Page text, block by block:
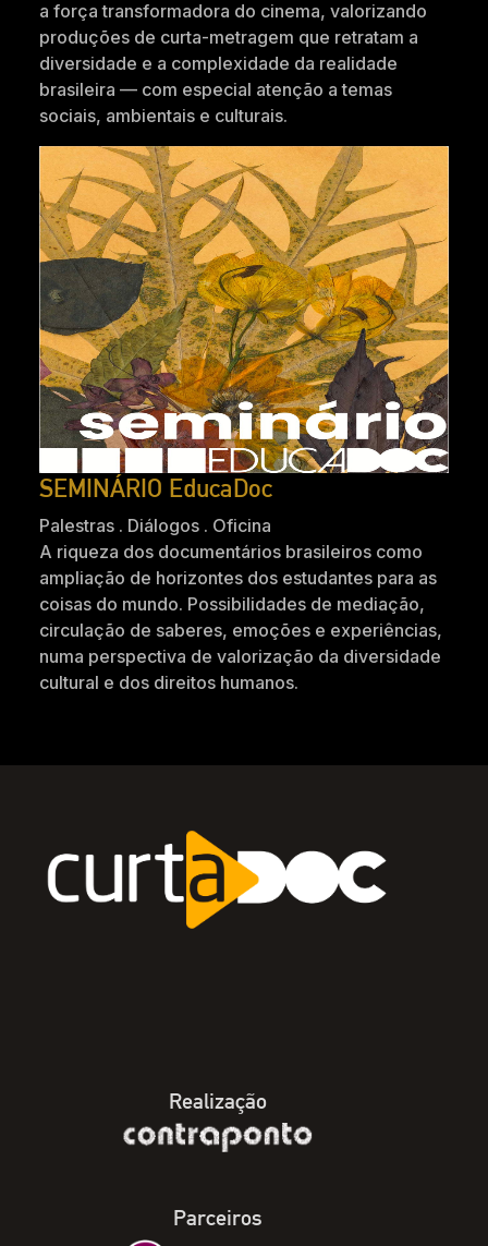
a força transformadora do cinema, valorizando
produções de curta-metragem que retratam a
diversidade e a complexidade da realidade
brasileira — com especial atenção a temas
sociais, ambientais e culturais.
SEMINÁRIO EducaDoc
Palestras . Diálogos . Oficina
A riqueza dos documentários brasileiros como
ampliação de horizontes dos estudantes para as
coisas do mundo. Possibilidades de mediação,
circulação de saberes, emoções e experiências,
numa perspectiva de valorização da diversidade
cultural e dos direitos humanos.
Realização
Parceiros